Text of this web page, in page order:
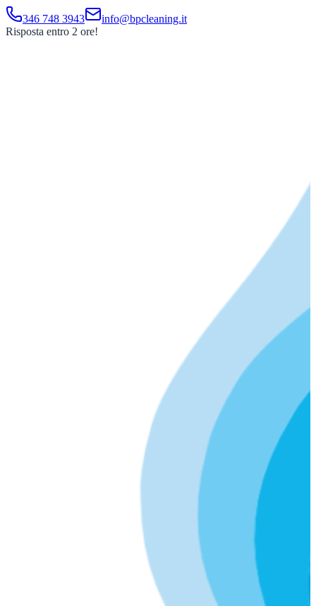
346 748 3943
info@bpcleaning.it
Risposta entro 2 ore!